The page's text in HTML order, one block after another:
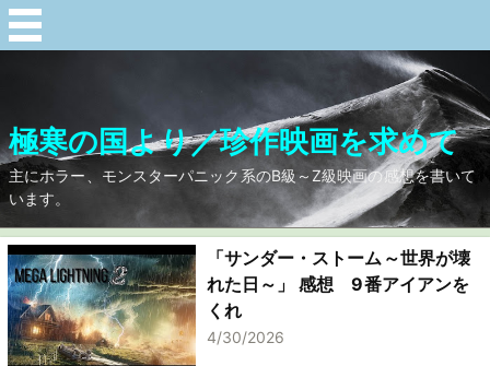
極寒の国より／珍作映画を求めて
主にホラー、モンスターパニック系のB級～Z級映画の感想を書いて
います。
「サンダー・ストーム～世界が壊
れた日～」 感想 9番アイアンを
くれ
4/30/2026